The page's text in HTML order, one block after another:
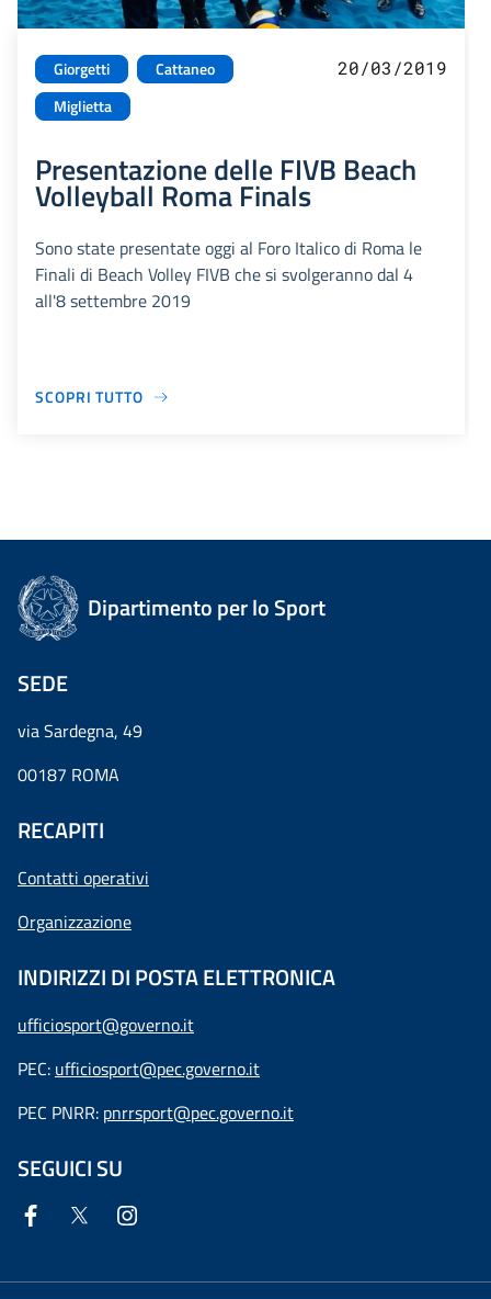
Giorgetti
Cattaneo
Miglietta
20/03/2019
Presentazione delle FIVB Beach
Volleyball Roma Finals
Sono state presentate oggi al Foro Italico di Roma le
Finali di Beach Volley FIVB che si svolgeranno dal 4
all'8 settembre 2019
SCOPRI TUTTO
Dipartimento per lo Sport
SEDE
via Sardegna, 49
00187 ROMA
RECAPITI
Contatti operativi
Organizzazione
INDIRIZZI DI POSTA ELETTRONICA
ufficiosport@governo.it
PEC: ufficiosport@pec.governo.it
PEC PNRR: pnrrsport@pec.governo.it
SEGUICI SU